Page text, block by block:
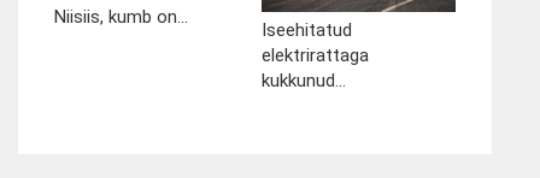
Niisiis, kumb on...
Iseehitatud
elektrirattaga
kukkunud...